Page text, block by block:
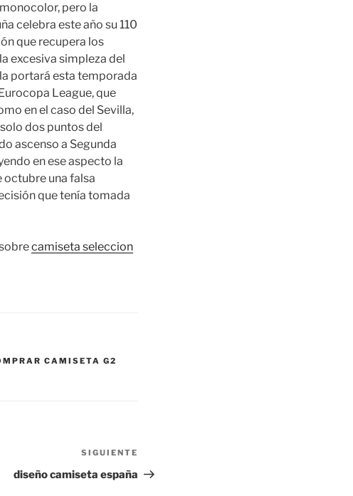
pero la
celebra este año su 110
que recupera los
excesiva simpleza del
portará esta temporada
League, que
en el caso del Sevilla,
dos puntos del
ascenso a Segunda
en ese aspecto la
octubre una falsa
que tenía tomada
camiseta seleccion
CAMISETA G2
entrada
SIGUIENTE
diseño camiseta españa